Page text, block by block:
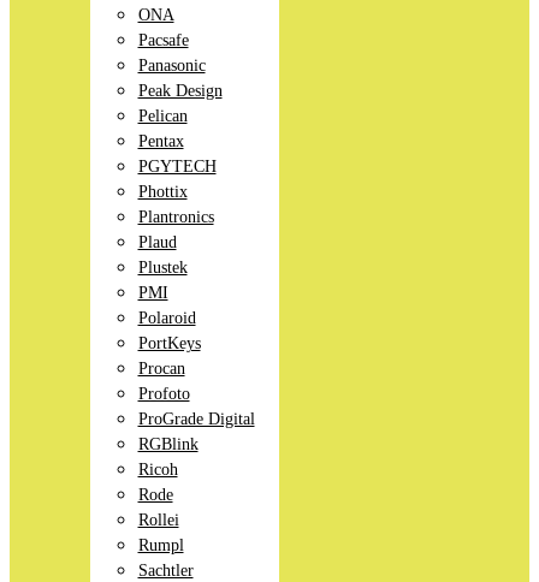
ONA
Pacsafe
Panasonic
Peak Design
Pelican
Pentax
PGYTECH
Phottix
Plantronics
Plaud
Plustek
PMI
Polaroid
PortKeys
Procan
Profoto
ProGrade Digital
RGBlink
Ricoh
Rode
Rollei
Rumpl
Sachtler